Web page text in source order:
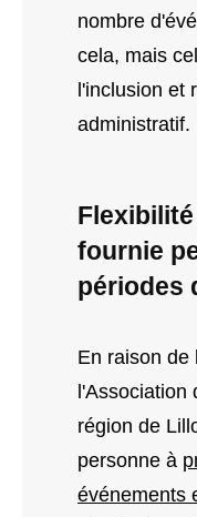
nombre
cela, mais
l'inclusion et
administratif.
fournie
périodes
En raison de
l'Association
région de
personne à
événements